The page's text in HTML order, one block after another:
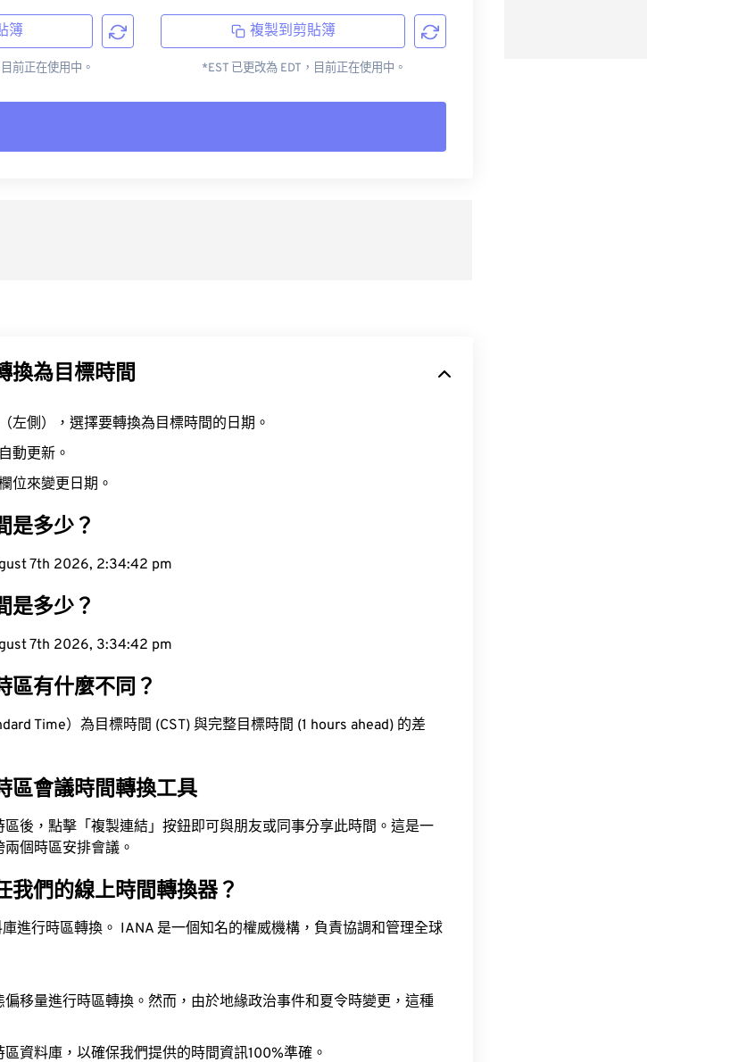
簿
前正在使用中。
複製到剪貼簿
*EST 已更改為 EDT，目前正在使用中。
換為目標時間
左側），選擇要轉換為目標時間的日期。
動更新。
位來變更日期。
是多少？
7th 2026, 2:34:42 pm
是多少？
7th 2026, 3:34:42 pm
區有什麼不同？
Time）為目標時間 (CST) 與完整目標時間 (1 hours ahead) 的差
區會議時間轉換工具
後，點擊「複製連結」按鈕即可與朋友或同事分享此時間。這是一
個時區安排會議。
我們的線上時間轉換器？
進行時區轉換。 IANA 是一個知名的權威機構，負責協調和管理全球
移量進行時區轉換。然而，由於地緣政治事件和夏令時變更，這種
資料庫，以確保我們提供的時間資訊100%準確。